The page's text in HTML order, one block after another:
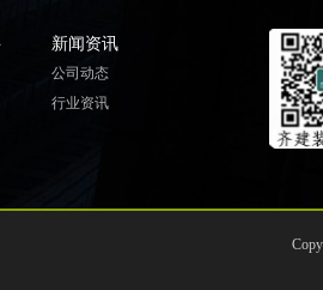
新闻资讯
公司动态
行业资讯